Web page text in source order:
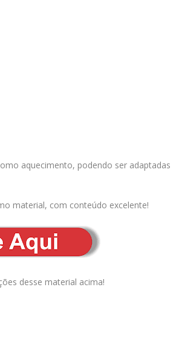
aquecimento, podendo ser adaptadas
material, com conteúdo excelente!
desse material acima!